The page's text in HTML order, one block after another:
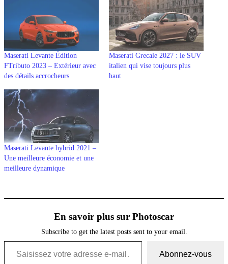
Maserati Levante Édition
FTributo 2023 – Extérieur avec
des détails accrocheurs
Maserati Grecale 2027 : le SUV
italien qui vise toujours plus
haut
Maserati Levante hybrid 2021 –
Une meilleure économie et une
meilleure dynamique
En savoir plus sur Photoscar
Subscribe to get the latest posts sent to your email.
Saisissez votre adresse e-mail…
Abonnez-vous